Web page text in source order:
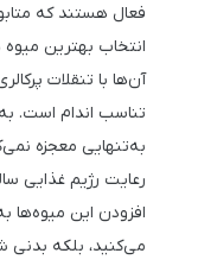
فعال هستند که
انتخاب بهترین
آن‌ها با تنقلات
تناسب اندام است.
به‌تنهایی معجزه
رعایت رژیم غذایی
افزودن این میوه‌ها
می‌کنید، بلکه بدنی